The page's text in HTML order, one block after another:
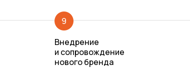
Внедрение
и сопровождение
нового бренда
9